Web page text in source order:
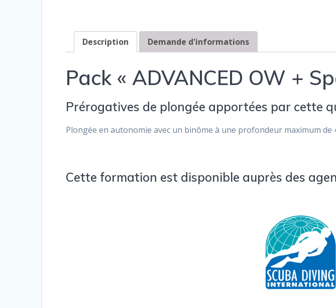
Description Demande d'informations
Pack « ADVANCED OW +
Prérogatives de plongée apportées par cette
Plongée en autonomie avec un binôme à une profondeur maximum
Cette formation est disponible auprès des